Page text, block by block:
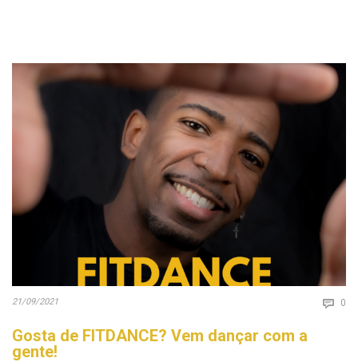
21/09/2021  0
Gosta de FITDANCE? Vem dançar com a
gente!